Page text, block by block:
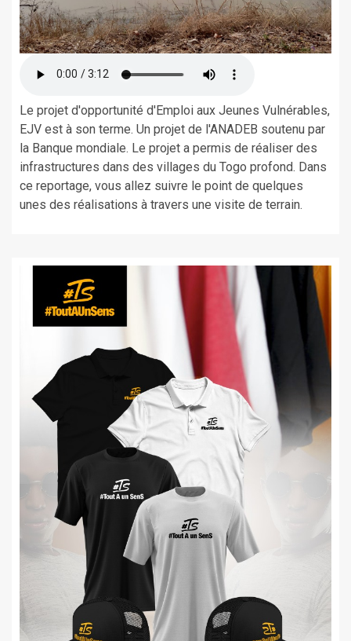
Le projet d'opportunité d'Emploi aux Jeunes Vulnérables,
EJV est à son terme. Un projet de l'ANADEB soutenu par
la Banque mondiale. Le projet a permis de réaliser des
infrastructures dans des villages du Togo profond. Dans
ce reportage, vous allez suivre le point de quelques
unes des réalisations à travers une visite de terrain.